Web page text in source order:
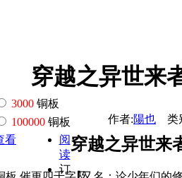
3000 铜板
100000 铜板
看
穿越之异世来
作者:陽也 类
阅
读
订
穿越之异世